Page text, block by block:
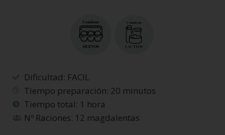
Dificultad: FACIL
Tiempo preparación: 20 minutos
Tiempo total: 1 hora
Nº Raciones: 12 magdalentas